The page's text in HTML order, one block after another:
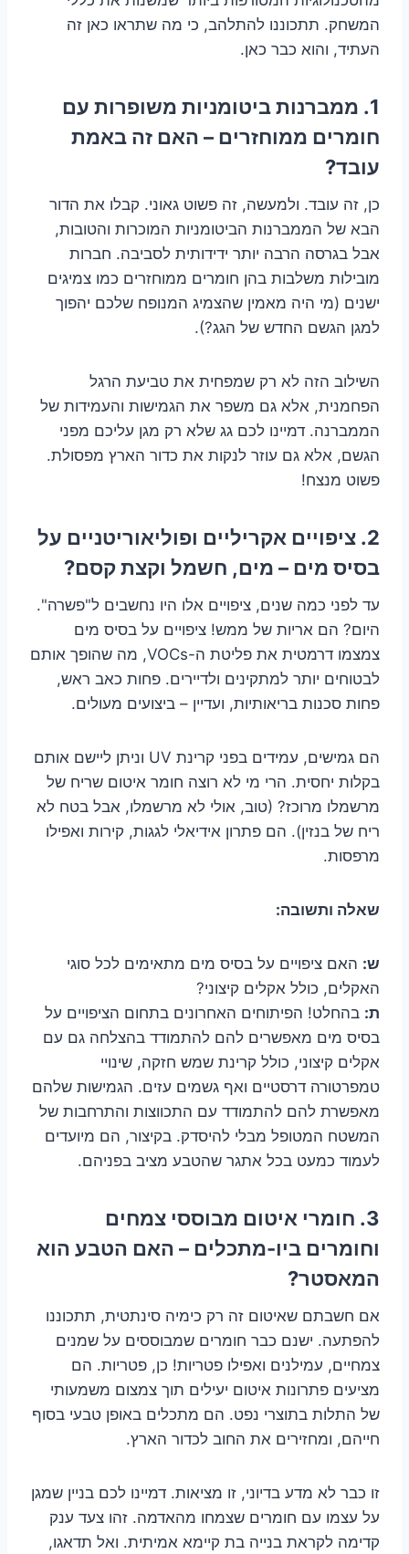
המשחק. תתכוננו להתלהב, כי מה שתראו כאן זה
העתיד, והוא כבר כאן.
1. ממברנות ביטומניות משופרות עם
חומרים ממוחזרים – האם זה באמת
עובד?
כן, זה עובד. ולמעשה, זה פשוט גאוני. קבלו את הדור
הבא של הממברנות הביטומניות המוכרות והטובות,
אבל בגרסה הרבה יותר ידידותית לסביבה. חברות
מובילות משלבות בהן חומרים ממוחזרים כמו צמיגים
ישנים (מי היה מאמין שהצמיג המנופח שלכם יהפוך
למגן הגשם החדש של הגג?).
השילוב הזה לא רק שמפחית את טביעת הרגל
הפחמנית, אלא גם משפר את הגמישות והעמידות של
הממברנה. דמיינו לכם גג שלא רק מגן עליכם מפני
הגשם, אלא גם עוזר לנקות את כדור הארץ מפסולת.
פשוט מנצח!
2. ציפויים אקריליים ופוליאוריטניים על
בסיס מים – מים, חשמל וקצת קסם?
עד לפני כמה שנים, ציפויים אלו היו נחשבים ל"פשרה".
היום? הם אריות של ממש! ציפויים על בסיס מים
צמצמו דרמטית את פליטת ה-VOCs, מה שהופך אותם
לבטוחים יותר למתקינים ולדיירים. פחות כאב ראש,
פחות סכנות בריאותיות, ועדיין – ביצועים מעולים.
הם גמישים, עמידים בפני קרינת UV וניתן ליישם אותם
בקלות יחסית. הרי מי לא רוצה חומר איטום שריח של
מרשמלו מרוכז? (טוב, אולי לא מרשמלו, אבל בטח לא
ריח של בנזין). הם פתרון אידיאלי לגגות, קירות ואפילו
מרפסות.
שאלה ותשובה:
ש: האם ציפויים על בסיס מים מתאימים לכל סוגי
האקלים, כולל אקלים קיצוני?
ת: בהחלט! הפיתוחים האחרונים בתחום הציפויים על
בסיס מים מאפשרים להם להתמודד בהצלחה גם עם
אקלים קיצוני, כולל קרינת שמש חזקה, שינויי
טמפרטורה דרסטיים ואף גשמים עזים. הגמישות שלהם
מאפשרת להם להתמודד עם התכווצות והתרחבות של
המשטח המטופל מבלי להיסדק. בקיצור, הם מיועדים
לעמוד כמעט בכל אתגר שהטבע מציב בפניהם.
3. חומרי איטום מבוססי צמחים
וחומרים ביו-מתכלים – האם הטבע הוא
המאסטר?
אם חשבתם שאיטום זה רק כימיה סינתטית, תתכוננו
להפתעה. ישנם כבר חומרים שמבוססים על שמנים
צמחיים, עמילנים ואפילו פטריות! כן, פטריות. הם
מציעים פתרונות איטום יעילים תוך צמצום משמעותי
של התלות בתוצרי נפט. הם מתכלים באופן טבעי בסוף
חייהם, ומחזירים את החוב לכדור הארץ.
זו כבר לא מדע בדיוני, זו מציאות. דמיינו לכם בניין שמגן
על עצמו עם חומרים שצמחו מהאדמה. זהו צעד ענק
קדימה לקראת בנייה בת קיימא אמיתית. ואל תדאגו,